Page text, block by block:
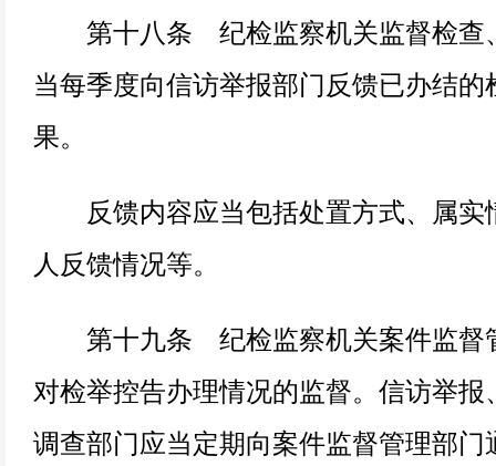
第十八条 纪检监察机关监督检查
当每季度向信访举报部门反馈已办结的
果。
反馈内容应当包括处置方式、属实
人反馈情况等。
第十九条 纪检监察机关案件监督
对检举控告办理情况的监督。信访举报
调查部门应当定期向案件监督管理部门